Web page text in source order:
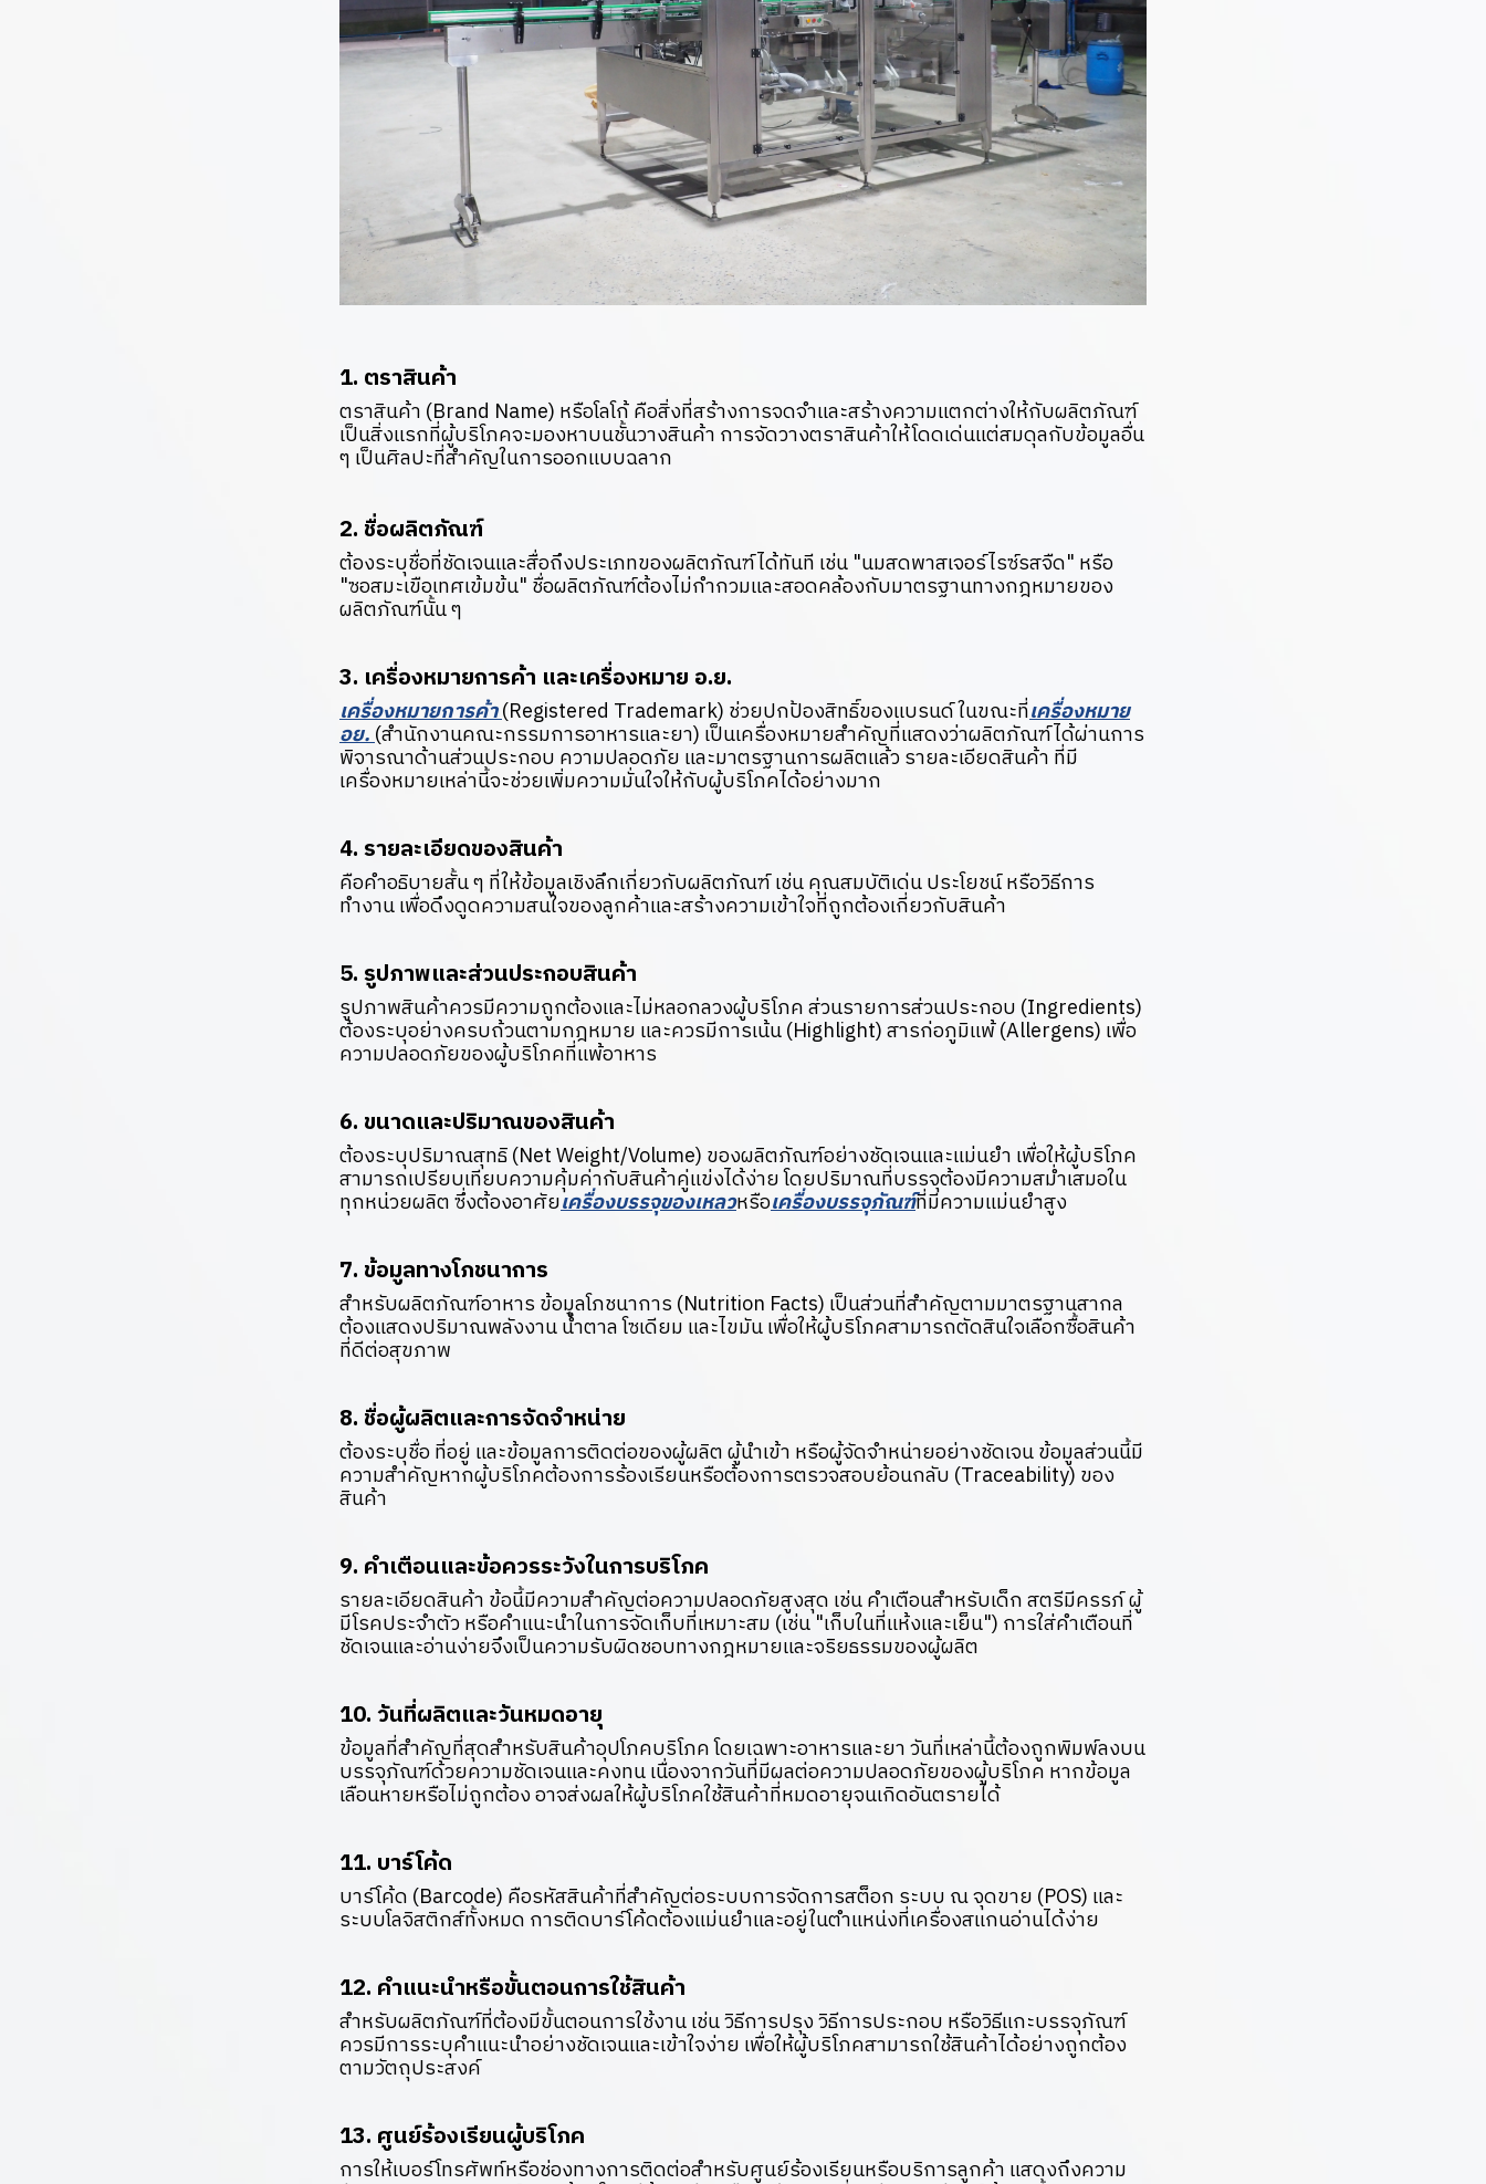
1. ตราสินค้า
ตราสินค้า (Brand Name) หรือโลโก้ คือสิ่งที่สร้างการจดจำและสร้างความแตกต่างให้กับผลิตภัณฑ์
เป็นสิ่งแรกที่ผู้บริโภคจะมองหาบนชั้นวางสินค้า การจัดวางตราสินค้าให้โดดเด่นแต่สมดุลกับข้อมูลอื่น
ๆ เป็นศิลปะที่สำคัญในการออกแบบฉลาก
2. ชื่อผลิตภัณฑ์
ต้องระบุชื่อที่ชัดเจนและสื่อถึงประเภทของผลิตภัณฑ์ได้ทันที เช่น "นมสดพาสเจอร์ไรซ์รสจืด" หรือ
"ซอสมะเขือเทศเข้มข้น" ชื่อผลิตภัณฑ์ต้องไม่กำกวมและสอดคล้องกับมาตรฐานทางกฎหมายของ
ผลิตภัณฑ์นั้น ๆ
3. เครื่องหมายการค้า และเครื่องหมาย อ.ย.
เครื่องหมายการค้า(Registered Trademark) ช่วยปกป้องสิทธิ์ของแบรนด์ ในขณะที่เครื่องหมาย
อย.(สำนักงานคณะกรรมการอาหารและยา) เป็นเครื่องหมายสำคัญที่แสดงว่าผลิตภัณฑ์ได้ผ่านการ
พิจารณาด้านส่วนประกอบ ความปลอดภัย และมาตรฐานการผลิตแล้ว รายละเอียดสินค้า ที่มี
เครื่องหมายเหล่านี้จะช่วยเพิ่มความมั่นใจให้กับผู้บริโภคได้อย่างมาก
4. รายละเอียดของสินค้า
คือคำอธิบายสั้น ๆ ที่ให้ข้อมูลเชิงลึกเกี่ยวกับผลิตภัณฑ์ เช่น คุณสมบัติเด่น ประโยชน์ หรือวิธีการ
ทำงาน เพื่อดึงดูดความสนใจของลูกค้าและสร้างความเข้าใจที่ถูกต้องเกี่ยวกับสินค้า
5. รูปภาพและส่วนประกอบสินค้า
รูปภาพสินค้าควรมีความถูกต้องและไม่หลอกลวงผู้บริโภค ส่วนรายการส่วนประกอบ (Ingredients)
ต้องระบุอย่างครบถ้วนตามกฎหมาย และควรมีการเน้น (Highlight) สารก่อภูมิแพ้ (Allergens) เพื่อ
ความปลอดภัยของผู้บริโภคที่แพ้อาหาร
6. ขนาดและปริมาณของสินค้า
ต้องระบุปริมาณสุทธิ (Net Weight/Volume) ของผลิตภัณฑ์อย่างชัดเจนและแม่นยำ เพื่อให้ผู้บริโภค
สามารถเปรียบเทียบความคุ้มค่ากับสินค้าคู่แข่งได้ง่าย โดยปริมาณที่บรรจุต้องมีความสม่ำเสมอใน
ทุกหน่วยผลิต ซึ่งต้องอาศัยเครื่องบรรจุของเหลวหรือเครื่องบรรจุภัณฑ์ที่มีความแม่นยำสูง
7. ข้อมูลทางโภชนาการ
สำหรับผลิตภัณฑ์อาหาร ข้อมูลโภชนาการ (Nutrition Facts) เป็นส่วนที่สำคัญตามมาตรฐานสากล
ต้องแสดงปริมาณพลังงาน น้ำตาล โซเดียม และไขมัน เพื่อให้ผู้บริโภคสามารถตัดสินใจเลือกซื้อสินค้า
ที่ดีต่อสุขภาพ
8. ชื่อผู้ผลิตและการจัดจำหน่าย
ต้องระบุชื่อ ที่อยู่ และข้อมูลการติดต่อของผู้ผลิต ผู้นำเข้า หรือผู้จัดจำหน่ายอย่างชัดเจน ข้อมูลส่วนนี้มี
ความสำคัญหากผู้บริโภคต้องการร้องเรียนหรือต้องการตรวจสอบย้อนกลับ (Traceability) ของ
สินค้า
9. คำเตือนและข้อควรระวังในการบริโภค
รายละเอียดสินค้า ข้อนี้มีความสำคัญต่อความปลอดภัยสูงสุด เช่น คำเตือนสำหรับเด็ก สตรีมีครรภ์ ผู้
มีโรคประจำตัว หรือคำแนะนำในการจัดเก็บที่เหมาะสม (เช่น "เก็บในที่แห้งและเย็น") การใส่คำเตือนที่
ชัดเจนและอ่านง่ายจึงเป็นความรับผิดชอบทางกฎหมายและจริยธรรมของผู้ผลิต
10. วันที่ผลิตและวันหมดอายุ
ข้อมูลที่สำคัญที่สุดสำหรับสินค้าอุปโภคบริโภค โดยเฉพาะอาหารและยา วันที่เหล่านี้ต้องถูกพิมพ์ลงบน
บรรจุภัณฑ์ด้วยความชัดเจนและคงทน เนื่องจากวันที่มีผลต่อความปลอดภัยของผู้บริโภค หากข้อมูล
เลือนหายหรือไม่ถูกต้อง อาจส่งผลให้ผู้บริโภคใช้สินค้าที่หมดอายุจนเกิดอันตรายได้
11. บาร์โค้ด
บาร์โค้ด (Barcode) คือรหัสสินค้าที่สำคัญต่อระบบการจัดการสต็อก ระบบ ณ จุดขาย (POS) และ
ระบบโลจิสติกส์ทั้งหมด การติดบาร์โค้ดต้องแม่นยำและอยู่ในตำแหน่งที่เครื่องสแกนอ่านได้ง่าย
12. คำแนะนำหรือขั้นตอนการใช้สินค้า
สำหรับผลิตภัณฑ์ที่ต้องมีขั้นตอนการใช้งาน เช่น วิธีการปรุง วิธีการประกอบ หรือวิธีแกะบรรจุภัณฑ์
ควรมีการระบุคำแนะนำอย่างชัดเจนและเข้าใจง่าย เพื่อให้ผู้บริโภคสามารถใช้สินค้าได้อย่างถูกต้อง
ตามวัตถุประสงค์
13. ศูนย์ร้องเรียนผู้บริโภค
การให้เบอร์โทรศัพท์หรือช่องทางการติดต่อสำหรับศูนย์ร้องเรียนหรือบริการลูกค้า แสดงถึงความ